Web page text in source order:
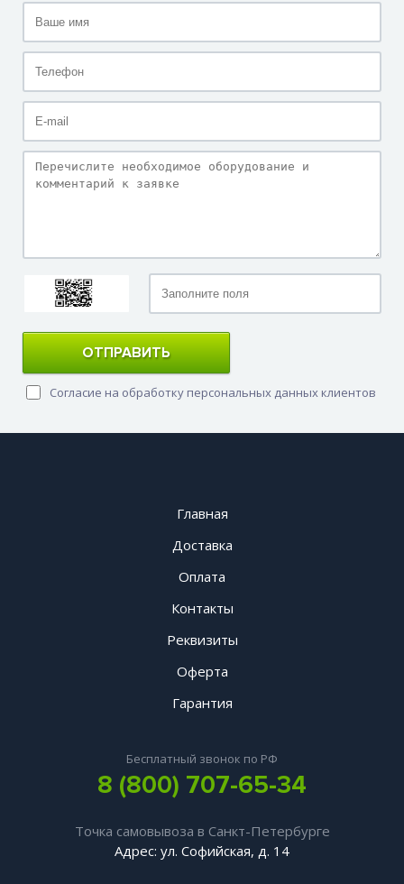
ОТПРАВИТЬ
Согласие на обработку персональных данных клиентов
Главная
Доставка
Оплата
Контакты
Реквизиты
Оферта
Гарантия
Бесплатный звонок по РФ
8 (800) 707-65-34
Точка самовывоза в Санкт-Петербурге
Адрес: ул. Софийская, д. 14